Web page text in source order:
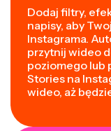
Dodaj filtry,
napisy, aby
Instagrama.
przytnij wideo
poziomego lub
Stories na
wideo, aż